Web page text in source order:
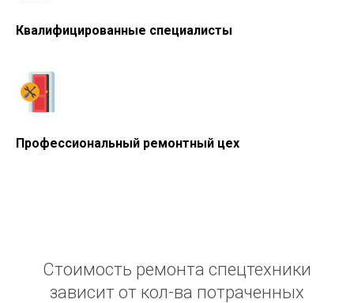
Квалифицированные специалисты
Профессиональный ремонтный цех
Стоимость ремонта спецтехники
зависит от кол-ва потраченных